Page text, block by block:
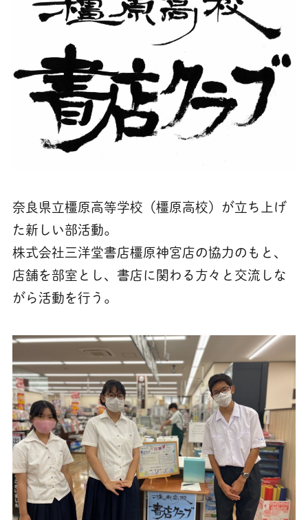
奈良県立橿原高等学校（橿原高校）が立ち上げ
た新しい部活動。
株式会社三洋堂書店橿原神宮店の協力のもと、
店舗を部室とし、書店に関わる方々と交流しな
がら活動を行う。